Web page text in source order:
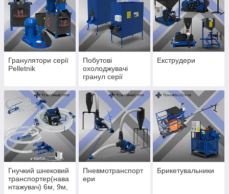
Гранулятори серії
Pelletnik
Побутові
охолоджувачі
гранул серії
Екструдери
Гнучкий шнековий
транспортер(нава
нтажувач) 6м, 9м,
Пневмотранспорт
ери
Брикетувальники